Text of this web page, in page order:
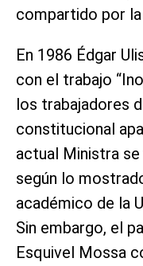
compartido por
En 1986 Édgar
con el trabajo
los trabajadores
constitucional
actual Ministra
según lo
académico de la
Sin embargo, el
Esquivel Mossa